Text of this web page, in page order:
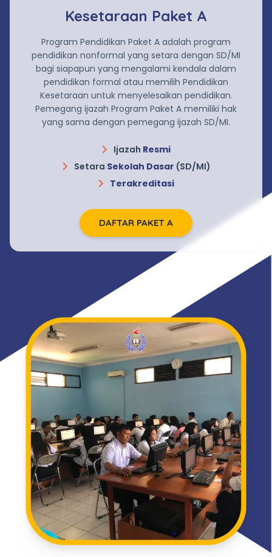
Kesetaraan Paket A
Program Pendidikan Paket A adalah program
pendidikan nonformal yang setara dengan SD/MI
bagi siapapun yang mengalami kendala dalam
pendidikan formal atau memilih Pendidikan
Kesetaraan untuk menyelesaikan pendidikan.
Pemegang ijazah Program Paket A memiliki hak
yang sama dengan pemegang ijazah SD/MI.
Ijazah Resmi
Setara Sekolah Dasar (SD/MI)
Terakreditasi
DAFTAR PAKET A